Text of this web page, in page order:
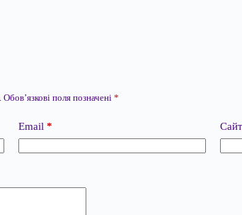
Обов’язкові поля позначені *
Email * Сайт